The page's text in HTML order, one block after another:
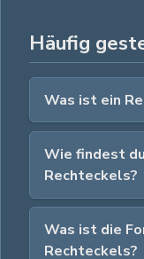
Häufig
Was ist ein
Wie findest
Rechteckels?
Was ist die
Rechteckels?